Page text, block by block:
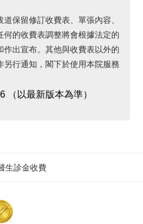
保留修訂收費表、單張內容、
何的收費表調整將會根據法定的
作出宣布。其他與收費表以外的
另行通知，閣下於使用本院服務
（以最新版本為準）
生診金收費